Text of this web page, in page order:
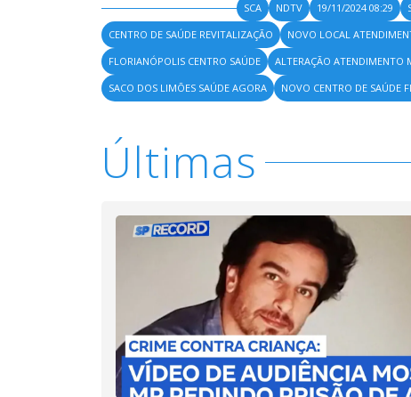
SCA NDTV 19/11/2024 08:29
CENTRO DE SAÚDE REVITALIZAÇÃO
NOVO LOCAL
FLORIANÓPOLIS CENTRO SAÚDE
ALTERAÇÃO ATENDIMENTO
SACO DOS LIMÕES SAÚDE AGORA
NOVO CENTRO DE SAÚDE
Últimas